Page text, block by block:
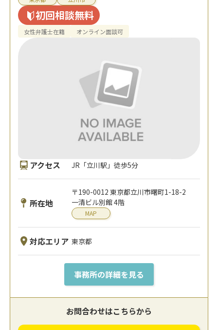
初回相談無料
女性弁護士在籍 オンライン面談可
アクセス JR「立川駅」徒歩5分
所在地
〒190-0012 東京都立川市曙町1-18-2
一清ビル別館 4階
MAP
対応エリア 東京都
事務所の詳細を見る
お問合わせはこちらから